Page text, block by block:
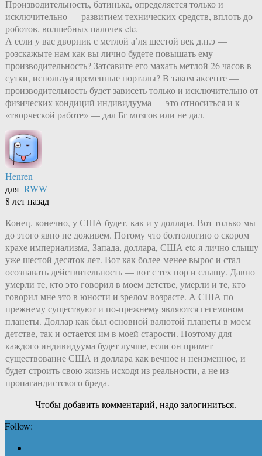
Производительность, батинька, определяется только и
исключительно — развитием технических средств, вплоть до
роботов, волшебных палочек etc.
А если у вас дворник с метлой а’ля шестой век д.н.э —
розскажыте нам как вы лично будете повышать ему
производительность? Затсавите его махать метлой 26 часов в
сутки, используя временные порталы? В таком аксепте —
производительность будет зависеть только и исключительно от
физических кондиций индивидуума — это относиться и к
«творческой работе» — дал Бг мозгов или не дал.
Henren
для RWW
8 лет назад
Конец, конечно, у США будет, как и у доллара. Вот только мы
до этого явно не доживем. Потому что болтологию о скором
крахе империализма, Запада, доллара, США etc я лично слышу
уже шестой десяток лет. Вот как более-менее вырос и стал
осознавать действительность — вот с тех пор и слышу. Давно
умерли те, кто это говорил в моем детстве, умерли и те, кто
говорил мне это в юности и зрелом возрасте. А США по-
прежнему существуют и по-прежнему являются гегемоном
планеты. Доллар как был основной валютой планеты в моем
детстве, так и остается им в моей старости. Поэтому для
каждого индивидуума будет лучше, если он примет
существование США и доллара как вечное и неизменное, и
будет строить свою жизнь исходя из реальности, а не из
пропагандистского бреда.
Чтобы добавить комментарий, надо залогиниться.
Follow: